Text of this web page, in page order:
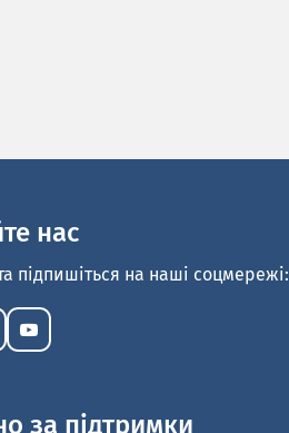
нас
підпишіться на наші соцмережі:
за підтримки